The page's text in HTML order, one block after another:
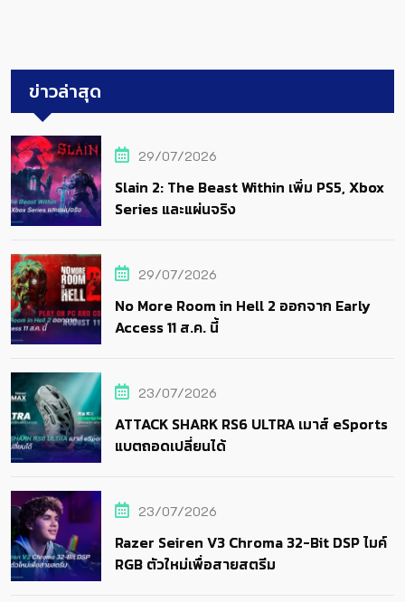
ข่าวล่าสุด
29/07/2026
Slain 2: The Beast Within เพิ่ม PS5, Xbox
Series และแผ่นจริง
29/07/2026
No More Room in Hell 2 ออกจาก Early
Access 11 ส.ค. นี้
23/07/2026
ATTACK SHARK RS6 ULTRA เมาส์ eSports
แบตถอดเปลี่ยนได้
23/07/2026
Razer Seiren V3 Chroma 32-Bit DSP ไมค์
RGB ตัวใหม่เพื่อสายสตรีม